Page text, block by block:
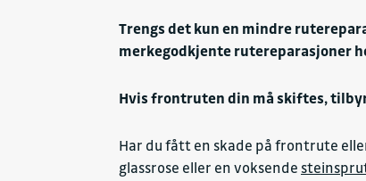
Trengs det kun en mindre
merkegodkjente rutereparasjoner
Hvis frontruten din må skiftes,
Har du fått en skade på frontrute
glassrose eller en voksende